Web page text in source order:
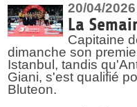
20/04/2026
La
Capitaine
dimanche son
Istanbul, tandis
Giani, s'est qualifié
Bluteon.